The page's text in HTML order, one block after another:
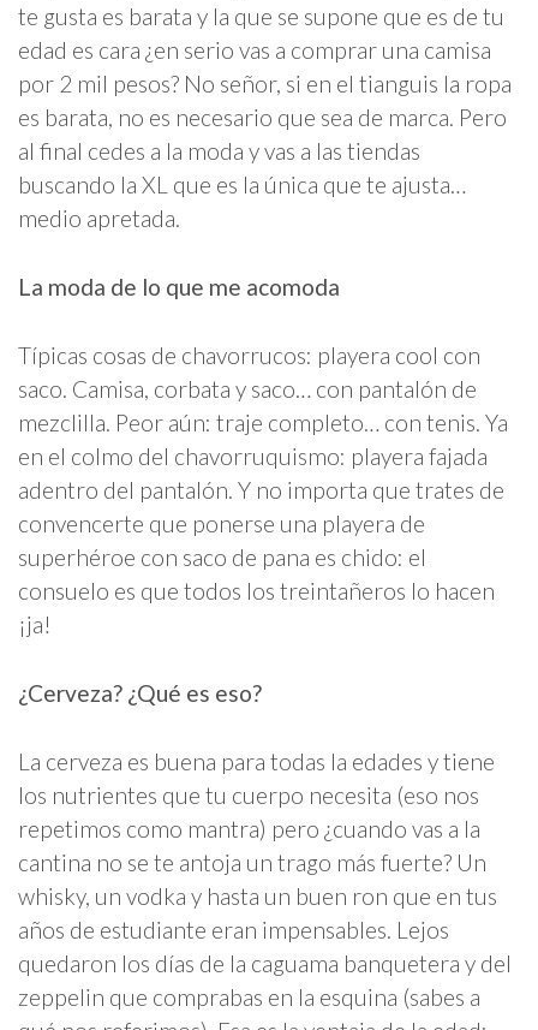
te gusta es barata y la que se supone que es de tu
edad es cara ¿en serio vas a comprar una camisa
por 2 mil pesos? No señor, si en el tianguis la ropa
es barata, no es necesario que sea de marca. Pero
al final cedes a la moda y vas a las tiendas
buscando la XL que es la única que te ajusta…
medio apretada.
La moda de lo que me acomoda
Típicas cosas de chavorrucos: playera cool con
saco. Camisa, corbata y saco… con pantalón de
mezclilla. Peor aún: traje completo… con tenis. Ya
en el colmo del chavorruquismo: playera fajada
adentro del pantalón. Y no importa que trates de
convencerte que ponerse una playera de
superhéroe con saco de pana es chido: el
consuelo es que todos los treintañeros lo hacen
¡ja!
¿Cerveza? ¿Qué es eso?
La cerveza es buena para todas la edades y tiene
los nutrientes que tu cuerpo necesita (eso nos
repetimos como mantra) pero ¿cuando vas a la
cantina no se te antoja un trago más fuerte? Un
whisky, un vodka y hasta un buen ron que en tus
años de estudiante eran impensables. Lejos
quedaron los días de la caguama banquetera y del
zeppelin que comprabas en la esquina (sabes a